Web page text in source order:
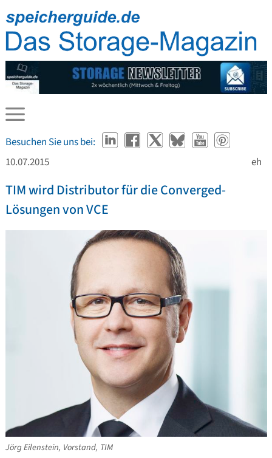
Besuchen Sie uns bei:
10.07.2015
eh
TIM wird Distributor für die Converged-
Lösungen von VCE
Jörg Eilenstein, Vorstand, TIM